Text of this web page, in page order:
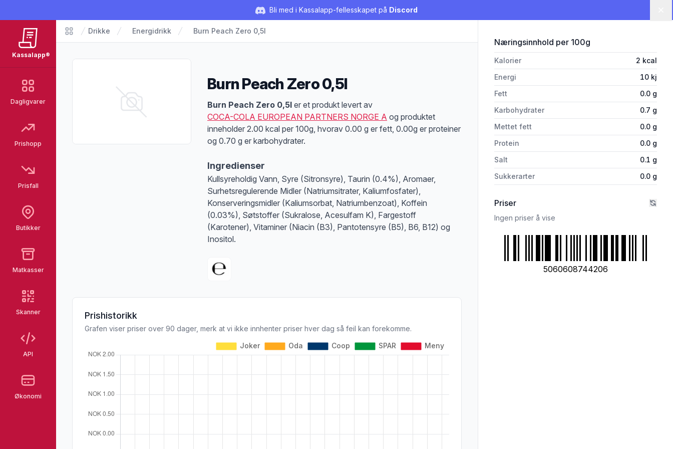
Bli med i Kassalapp-fellesskapet på Discord
Kassalapp®
Dagligvarer
Prishopp
Prisfall
Butikker
Matkasser
Skanner
API
Økonomi
Matvarer
Drikke Energidrikk Burn Peach Zero 0,5l
Burn Peach Zero 0,5l
Produktbeskrivelse
Burn Peach Zero 0,5l er et produkt levert av
COCA-COLA EUROPEAN PARTNERS NORGE A og produktet
inneholder 2.00 kcal per 100g, hvorav 0.00 g er fett, 0.00g er proteiner
og 0.70 g er karbohydrater.
Ingredienser
Kullsyreholdig Vann, Syre (Sitronsyre), Taurin (0.4%), Aromaer,
Surhetsregulerende Midler (Natriumsitrater, Kaliumfosfater),
Konserveringsmidler (Kaliumsorbat, Natriumbenzoat), Koffein
(0.03%), Søtstoffer (Sukralose, Acesulfam K), Fargestoff
(Karotener), Vitaminer (Niacin (B3), Pantotensyre (B5), B6, B12) og
Inositol.
Prishistorikk
Grafen viser priser over 90 dager, merk at vi ikke innhenter priser hver dag så feil kan forekomme.
Næringsinnhold for 'Burn Peach Zero 0,5l'
per 100g
Kalorier 2 kcal
Energi
10 kj
Fett
0.0 g
Karbohydrater
0.7 g
Mettet fett
0.0 g
Protein
0.0 g
Salt
0.1 g
Sukkerarter
0.0 g
Priser
Ingen priser å vise
5060608744206